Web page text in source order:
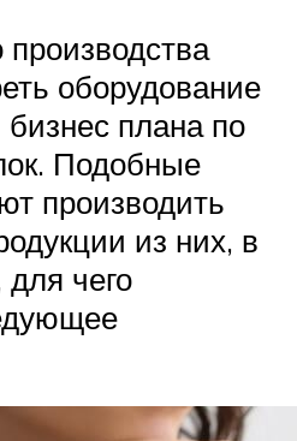
оборудование
плана по
Подобные
производить
из них, в
чего